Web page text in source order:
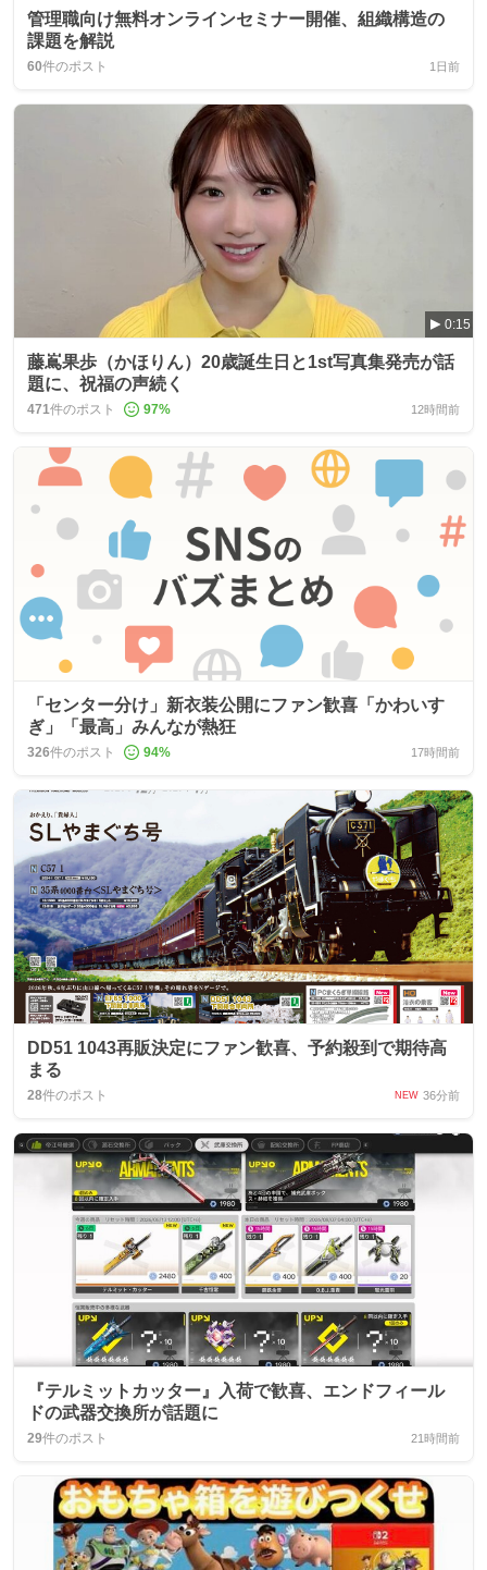
管理職向け無料オンラインセミナー開催、組織構造の
課題を解説
60件のポスト 1日前
0:15
藤嶌果歩（かほりん）20歳誕生日と1st写真集発売が話
題に、祝福の声続く
471件のポスト 97% 12時間前
「センター分け」新衣装公開にファン歓喜「かわいす
ぎ」「最高」みんなが熱狂
326件のポスト 94% 17時間前
DD51 1043再販決定にファン歓喜、予約殺到で期待高
まる
28件のポスト NEW 36分前
『テルミットカッター』入荷で歓喜、エンドフィール
ドの武器交換所が話題に
29件のポスト 21時間前